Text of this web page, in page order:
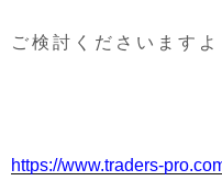
ご検討くださいます
https://www.traders-